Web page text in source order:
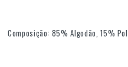
Composição: 85% Algodão, 15%